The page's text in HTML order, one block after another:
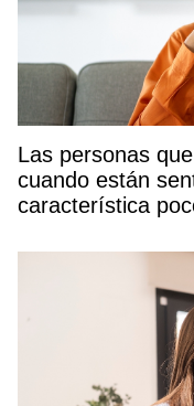
Las personas
cuando están
característica